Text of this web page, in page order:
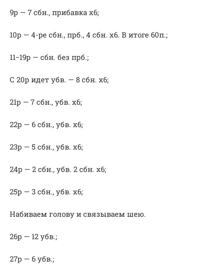
9р — 7 сбн., прибавка х6;
10р — 4-ре сбн., прб., 4 сбн. х6. В итоге 60п.;
11−19р — сбн. без прб.;
С 20р идет убв. — 8 сбн. х6;
21р — 7 сбн., убв. х6;
22р — 6 сбн., убв. х6;
23р — 5 сбн., убв. х6;
24р — 2 сбн., убв. 2 сбн. х6;
25р — 3 сбн., убв. х6;
Набиваем голову и связываем шею.
26р — 12 убв.;
27р — 6 убв.;